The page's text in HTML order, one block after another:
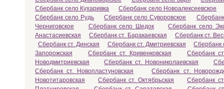
Сбербанк село Кухаривка
Сбербанк село Новоалексеевское
Сбербанк село Рудь
Сбербанк село Суворовское
Черниговское
Сбербанк село Шедок
Сбербанк село
Анастасиевская
Сбербанк ст. Баракаевская
Сбербанк ст.
Сбербанк ст. Динская
Сбербанк ст. Дмитриевская
Сбербанк
Запорожская
Сбербанк ст. Кривенковская
Сбербанк
Новодмитриевская
Сбербанк ст. Новониколаевская
Сбербанк ст. Новопластуновская
Сбербанк ст.
Новотитаровская
Сбербанк ст. Октябрьская
Сбербанк